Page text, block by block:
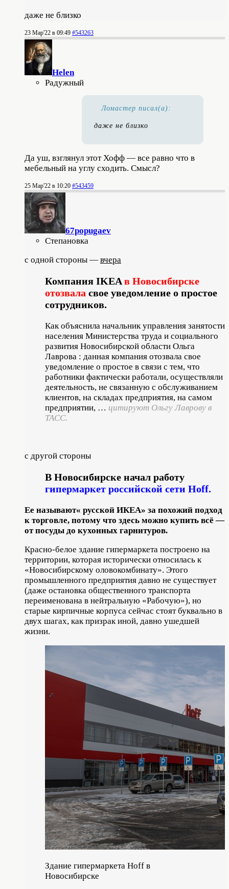
даже не близко
23 Мар'22 в 09:49 #543263
Helen
Радужный
Ломастер писал(а):
даже не близко
Да уш, взглянул этот Хофф — все равно что в
мебельный на углу сходить. Смысл?
25 Мар'22 в 10:20 #543459
67popugaev
Степановка
c одной стороны — вчера
Компания IKEAв Новосибирске
отозвала свое уведомление о простое
сотрудников.
Как объяснила начальник управления занятости
населения Министерства труда и социального
развития Новосибирской области Ольга
Лаврова : данная компания отозвала свое
уведомление о простое в связи с тем, что
работники фактически работали, осуществляли
деятельность, не связанную с обслуживанием
клиентов, на складах предприятия, на самом
предприятии, … цитируют Ольгу Лаврову в
ТАСС.
с другой стороны
В Новосибирске начал работу
гипермаркет российской сети Hoff.
Ее называют« русской ИКЕА» за похожий подход
к торговле, потому что здесь можно купить всё —
от посуды до кухонных гарнитуров.
Красно-белое здание гипермаркета построено на
территории, которая исторически относилась к
«Новосибирскому оловокомбинату». Этого
промышленного предприятия давно не существует
(даже остановка общественного транспорта
переименована в нейтральную «Рабочую»), но
старые кирпичные корпуса сейчас стоят буквально в
двух шагах, как призрак иной, давно ушедшей
жизни.
Здание гипермаркета Hoff в
Новосибирске